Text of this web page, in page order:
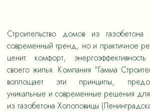
Строительство домов из
современный тренд, но и практичное
ценит комфорт,
своего жилья. Компания "Гамма
воплощает эти принципы,
уникальные и современные решения
из газобетона Холоповицы